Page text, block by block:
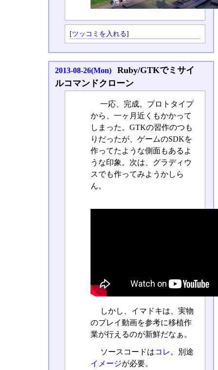
[ツッコミを入れる]
2013-08-26(Mon)
Ruby/GTKでミサイ
ルコマンドクローン
一応、完成。プロトタイプ
から、一ヶ月近くもかかって
しまった。GTKの習作のつも
りだったが、ゲームのSDKを
作ってたような側面もあるよ
うな印象。次は、グラディウ
スでも作ってみようかしら
ん。
しかし、イマドキは、実物
のプレイ動画を参考に移植作
業が行えるのが新鮮だなぁ。
ソースコードはコレ 。別途
イメージが必要。